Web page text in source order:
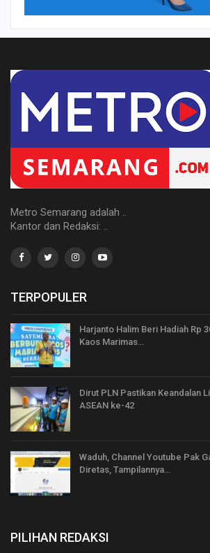
Metro Semarang adalah ..
Kantor dan Redaksi: ..
TERPOPULER
Harjanto Halim Beri Hadiah Rp
Kaos Marimas…
Dirut PLN Pastikan Keandalan
ASEAN ke-42
Waduh, Channel Youtube Pak
Diretas, Tampilannya…
PILIHAN REDAKSI